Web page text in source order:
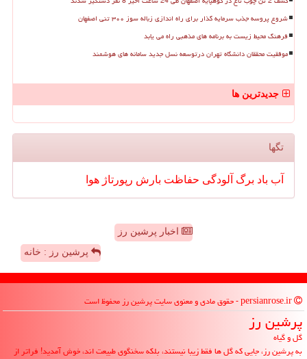
شروع پروسه جذب سرمایه گذار برای راه اندازی زباله سوز ۳۰۰ تنی اصفهان
فرهنگ محیط زیست به برنامه های مذهبی راه می یابد
موفقیت محققان دانشگاه تهران درتوسعه نسل جدید سامانه های هوشمند
جدیدترین ها
تگها
آب باد برگ آلودگی حفاظت بارش رپورتاژ هوا
اخبار پرشین رز
پرشین رز : خانه
پرشین رز
گل و گیاه
به پرشین رز، جایی که گل ها فقط زیبا نیستند، بلکه سخنگوی طبیعت اند، خوش آمدید! فراتر از